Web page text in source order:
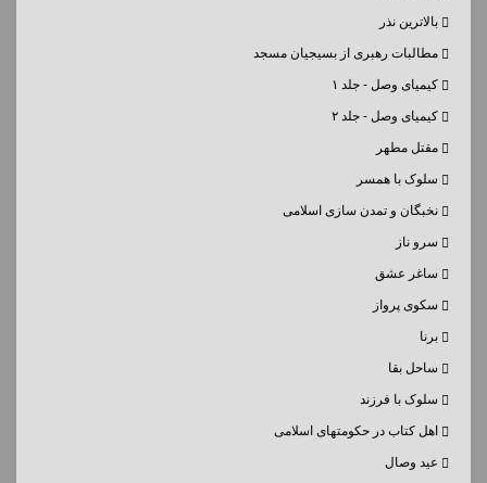
بالاترین نذر
مطالبات رهبری از بسیجیان مسجد
کیمیای وصل - جلد ۱
کیمیای وصل - جلد ۲
مقتل مطهر
سلوک با همسر
نخبگان و تمدن سازی اسلامی
سرو ناز
ساغر عشق
سکوی پرواز
برنا
ساحل بقا
سلوک با فرزند
اهل کتاب در حکومتهای اسلامی
عید وصال